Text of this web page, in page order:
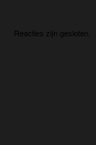
Reacties zijn gesloten.